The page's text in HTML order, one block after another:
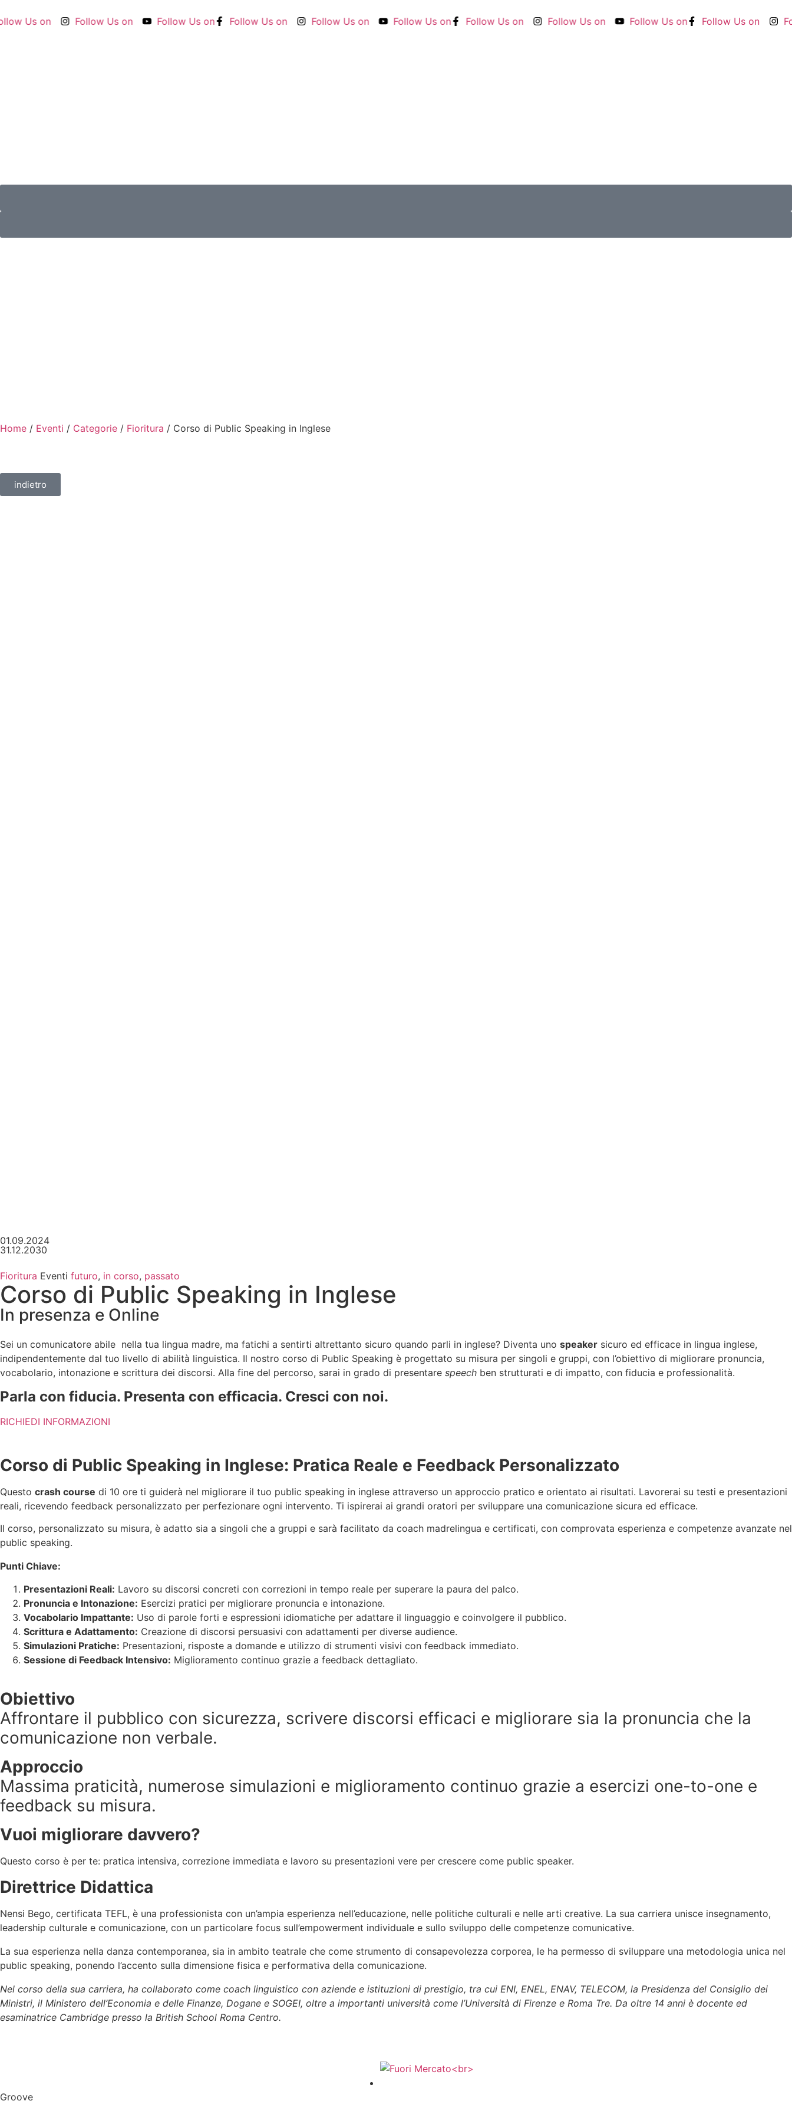
Us on Follow Us on Follow Us on Follow Us on Follow Us on Follow Us on Follow Us on Follow Us on Follow Us on Follow Us on
Home / Eventi / Categorie / Fioritura / Corso di Public Speaking in Inglese
indietro
01.09.2024
31.12.2030
Fioritura Eventi futuro, in corso, passato
Corso di Public Speaking in Inglese
In presenza e Online
Sei un comunicatore abile nella tua lingua madre, ma fatichi a sentirti altrettanto sicuro quando parli in inglese? Diventa uno speaker sicuro ed efficace in lingua inglese,
indipendentemente dal tuo livello di abilità linguistica. Il nostro corso di Public Speaking è progettato su misura per singoli e gruppi, con l’obiettivo di migliorare pronuncia,
vocabolario, intonazione e scrittura dei discorsi. Alla fine del percorso, sarai in grado di presentare speech ben strutturati e di impatto, con fiducia e professionalità.
Parla con fiducia. Presenta con efficacia. Cresci con noi.
RICHIEDI INFORMAZIONI
Corso di Public Speaking in Inglese: Pratica Reale e Feedback Personalizzato
Questo crash course di 10 ore ti guiderà nel migliorare il tuo public speaking in inglese attraverso un approccio pratico e orientato ai risultati. Lavorerai su testi e presentazioni
reali, ricevendo feedback personalizzato per perfezionare ogni intervento. Ti ispirerai ai grandi oratori per sviluppare una comunicazione sicura ed efficace.
Il corso, personalizzato su misura, è adatto sia a singoli che a gruppi e sarà facilitato da coach madrelingua e certificati, con comprovata esperienza e competenze avanzate nel
public speaking.
Punti Chiave:
Presentazioni Reali: Lavoro su discorsi concreti con correzioni in tempo reale per superare la paura del palco.
Pronuncia e Intonazione: Esercizi pratici per migliorare pronuncia e intonazione.
Vocabolario Impattante: Uso di parole forti e espressioni idiomatiche per adattare il linguaggio e coinvolgere il pubblico.
Scrittura e Adattamento: Creazione di discorsi persuasivi con adattamenti per diverse audience.
Simulazioni Pratiche: Presentazioni, risposte a domande e utilizzo di strumenti visivi con feedback immediato.
Sessione di Feedback Intensivo: Miglioramento continuo grazie a feedback dettagliato.
Obiettivo
Affrontare il pubblico con sicurezza, scrivere discorsi efficaci e migliorare sia la pronuncia che la
comunicazione non verbale.
Approccio
Massima praticità, numerose simulazioni e miglioramento continuo grazie a esercizi one-to-one e
feedback su misura.
Vuoi migliorare davvero?
Questo corso è per te: pratica intensiva, correzione immediata e lavoro su presentazioni vere per crescere come public speaker.
Direttrice Didattica
Nensi Bego, certificata TEFL, è una professionista con un’ampia esperienza nell’educazione, nelle politiche culturali e nelle arti creative. La sua carriera unisce insegnamento,
leadership culturale e comunicazione, con un particolare focus sull’empowerment individuale e sullo sviluppo delle competenze comunicative.
La sua esperienza nella danza contemporanea, sia in ambito teatrale che come strumento di consapevolezza corporea, le ha permesso di sviluppare una metodologia unica nel
public speaking, ponendo l’accento sulla dimensione fisica e performativa della comunicazione.
Nel corso della sua carriera, ha collaborato come coach linguistico con aziende e istituzioni di prestigio, tra cui ENI, ENEL, ENAV, TELECOM, la Presidenza del Consiglio dei
Ministri, il Ministero dell’Economia e delle Finanze, Dogane e SOGEI, oltre a importanti università come l’Università di Firenze e Roma Tre. Da oltre 14 anni è docente ed
esaminatrice Cambridge presso la British School Roma Centro.
Groove